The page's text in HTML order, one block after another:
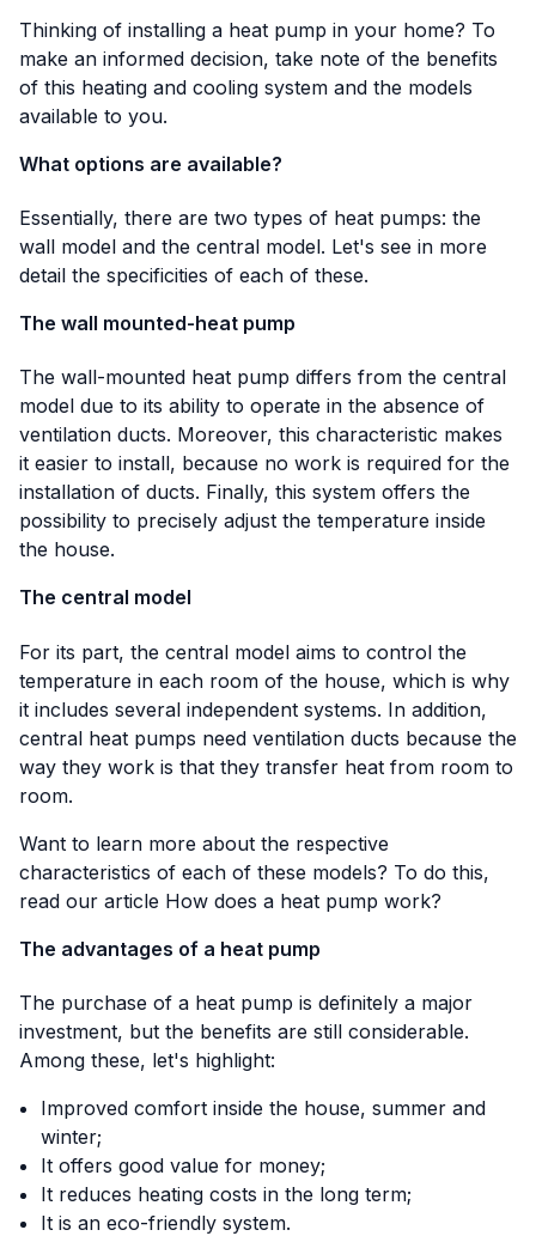
Thinking of installing a heat pump in your home? To
make an informed decision, take note of the benefits
of this heating and cooling system and the models
available to you.
What options are available?
Essentially, there are two types of heat pumps: the
wall model and the central model. Let's see in more
detail the specificities of each of these.
The wall mounted-heat pump
The wall-mounted heat pump differs from the central
model due to its ability to operate in the absence of
ventilation ducts. Moreover, this characteristic makes
it easier to install, because no work is required for the
installation of ducts. Finally, this system offers the
possibility to precisely adjust the temperature inside
the house.
The central model
For its part, the central model aims to control the
temperature in each room of the house, which is why
it includes several independent systems. In addition,
central heat pumps need ventilation ducts because the
way they work is that they transfer heat from room to
room.
Want to learn more about the respective
characteristics of each of these models? To do this,
read our article How does a heat pump work?
The advantages of a heat pump
The purchase of a heat pump is definitely a major
investment, but the benefits are still considerable.
Among these, let's highlight:
Improved comfort inside the house, summer and
winter;
It offers good value for money;
It reduces heating costs in the long term;
It is an eco-friendly system.